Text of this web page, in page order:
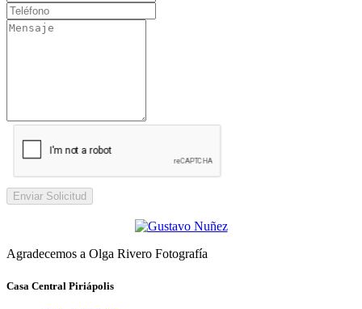
Enviar Solicitud
Agradecemos a Olga Rivero Fotografía
Casa Central Piriápolis